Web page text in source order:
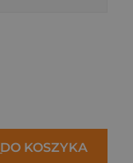
DO KOSZYKA